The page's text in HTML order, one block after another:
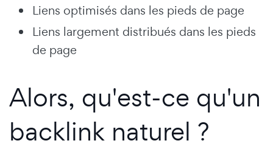
Liens optimisés dans les pieds de page
Liens largement distribués dans les pieds
de page
Alors, qu'est-ce qu'un
backlink naturel ?